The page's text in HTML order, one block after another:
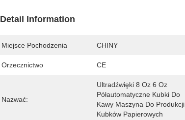
Detail Information
Miejsce Pochodzenia CHINY
Orzecznictwo CE
Nazwać:
Ultradźwięki 8 Oz 6 Oz
Półautomatyczne Kubki Do
Kawy Maszyna Do Produkcji
Kubków Papierowych